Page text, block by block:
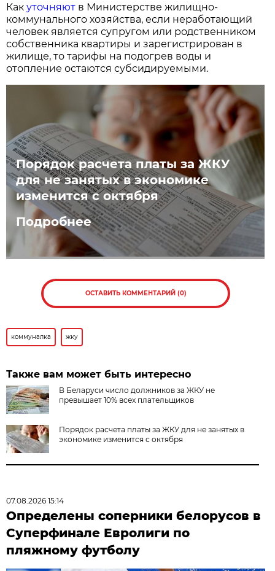
Какуточняют в Министерстве жилищно-
коммунального хозяйства, если неработающий
человек является супругом или родственником
собственника квартиры и зарегистрирован в
жилище, то тарифы на подогрев воды и
отопление остаются субсидируемыми.
Порядок расчета платы за ЖКУ
для не занятых в экономике
изменится с октября
Подробнее
ОСТАВИТЬ КОММЕНТАРИЙ (0)
коммуналка жку
Также вам может быть интересно
В Беларуси число должников за ЖКУ не
превышает 10% всех плательщиков
Порядок расчета платы за ЖКУ для не занятых в
экономике изменится с октября
07.08.2026 15:14
Определены соперники белорусов в
Суперфинале Евролиги по
пляжному футболу